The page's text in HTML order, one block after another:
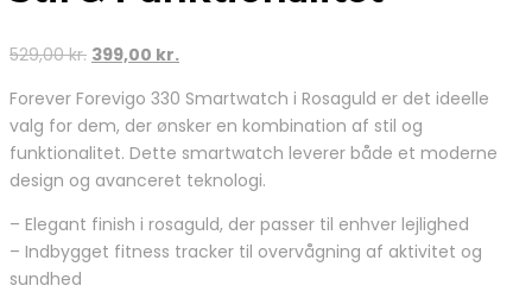
529,00kr. Den
pris
var:
529,00 kr..
399,00 kr.Den
pris
er:
399,00 kr..
Forever Forevigo 330 Smartwatch i Rosaguld er det ideelle
valg for dem, der ønsker en kombination af stil og
funktionalitet. Dette smartwatch leverer både et moderne
design og avanceret teknologi.
– Elegant finish i rosaguld, der passer til enhver lejlighed
– Indbygget fitness tracker til overvågning af aktivitet og
sundhed